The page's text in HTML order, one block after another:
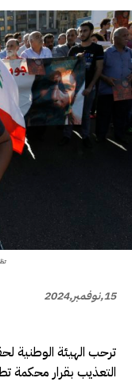
15,نوفمبر,2024
ترحب الهيئة الوطنية
التعذيب بقرار محكمة